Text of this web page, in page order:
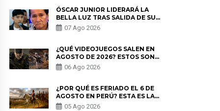
ÓSCAR JUNIOR LIDERARÁ LA
BELLA LUZ TRAS SALIDA DE SU
PADRE POR POLÉMICA CON
NALDY SALDAÑA
07 Ago 2026
¿QUÉ VIDEOJUEGOS SALEN EN
AGOSTO DE 2026? ESTOS SON
LOS ESTRENOS MÁS ESPERADOS
06 Ago 2026
¿POR QUÉ ES FERIADO EL 6 DE
AGOSTO EN PERÚ? ESTA ES LA
HISTORIA
05 Ago 2026